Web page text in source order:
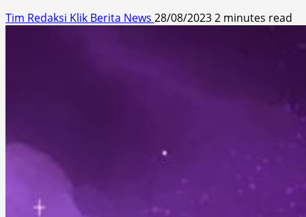
Tim Redaksi Klik Berita News 28/08/20232 minutes read